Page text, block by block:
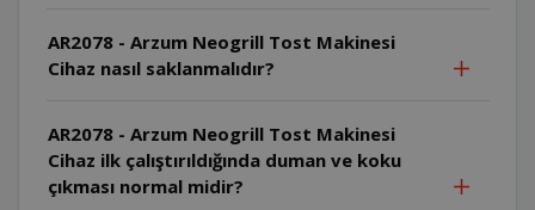
AR2078 - Arzum Neogrill Tost Makinesi
Cihaz nasıl saklanmalıdır?
AR2078 - Arzum Neogrill Tost Makinesi
Cihaz ilk çalıştırıldığında duman ve koku
çıkması normal midir?